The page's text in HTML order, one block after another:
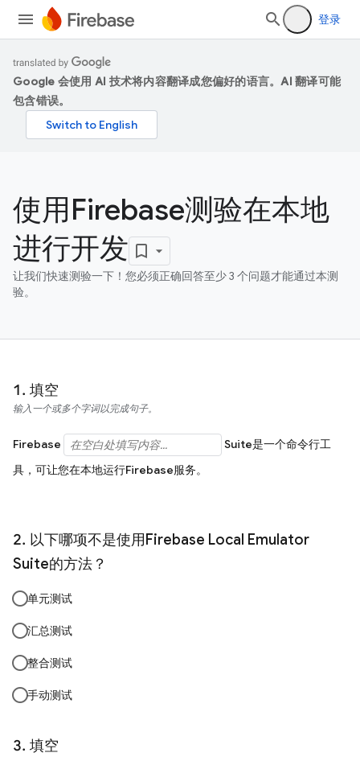
登录
Google 会使用 AI 技术将内容翻译成您偏好的语言。AI 翻译可能
包含错误。
使用Firebase测验在本地
进行开发
让我们快速测验一下！您必须正确回答至少 3 个问题才能通过本测
验。
填空
输入一个或多个字词以完成句子。
Firebase
Suite是一个命令行工
具，可让您在本地运行Firebase服务。
以下哪项不是使用Firebase Local Emulator
Suite的方法？
单元测试
汇总测试
整合测试
手动测试
填空